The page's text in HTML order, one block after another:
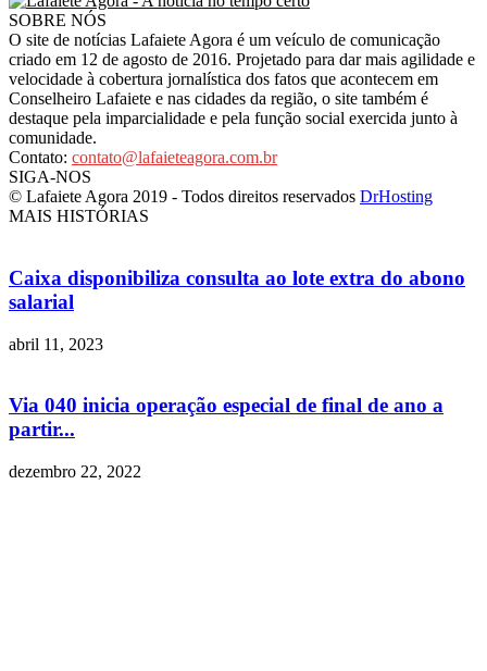
SOBRE NÓS
O site de notícias Lafaiete Agora é um veículo de comunicação
criado em 12 de agosto de 2016. Projetado para dar mais agilidade e
velocidade à cobertura jornalística dos fatos que acontecem em
Conselheiro Lafaiete e nas cidades da região, o site também é
destaque pela imparcialidade e pela função social exercida junto à
comunidade.
Contato: contato@lafaieteagora.com.br
SIGA-NOS
© Lafaiete Agora 2019 - Todos direitos reservados DrHosting
MAIS HISTÓRIAS
Caixa disponibiliza consulta ao lote extra do abono
salarial
abril 11, 2023
Via 040 inicia operação especial de final de ano a
partir...
dezembro 22, 2022